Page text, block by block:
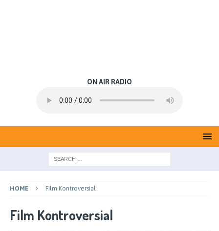
ON AIR RADIO
HOME Film Kontroversial
Film Kontroversial